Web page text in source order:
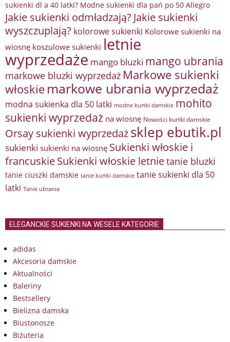
sukienki dl a 40 latki? Modne sukienki dla pań po 50 Allegro
Jakie sukienki odmładzają? Jakie sukienki
wyszczuplają? kolorowe sukienki Kolorowe sukienki na
wiosnę koszulowe sukienki letnie
wyprzedaże mango bluzki mango ubrania
markowe bluzki wyprzedaż Markowe sukienki
włoskie markowe ubrania wyprzedaż
modna sukienka dla 50 latki modne kurtki damskie mohito
sukienki wyprzedaż na wiosnę Nowości kurtki damskie
Orsay sukienki wyprzedażsklep ebutik.pl
sukienki sukienki na wiosnę Sukienki włoskie i
francuskieSukienki włoskie letnietanie bluzki
tanie ciuszki damskie tanie kurtki damskie tanie sukienki dla 50
latki Tanie ubrania
ELEGANCKIE SUKIENKI NA WESELE KATEGORIE
adidas
Akcesoria damskie
Aktualności
Baleriny
Bestsellery
Bielizna damska
Biustonosze
Biżuteria